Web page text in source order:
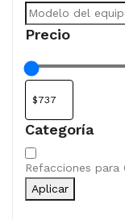
Precio
Categoría
Categoría
Refacciones para
Aplicar